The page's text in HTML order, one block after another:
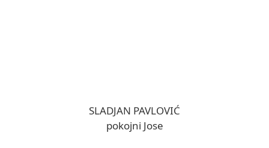
SLADJAN PAVLOVIĆ
pokojni Jose